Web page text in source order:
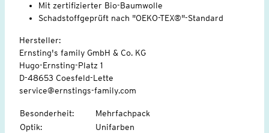
Mit zertifizierter Bio-Baumwolle
Schadstoffgeprüft nach "OEKO-TEX®"-Standard
Hersteller:
Ernsting's family GmbH & Co. KG
Hugo-Ernsting-Platz 1
D-48653 Coesfeld-Lette
service@ernstings-family.com
Besonderheit:
Mehrfachpack
Optik: Unifarben